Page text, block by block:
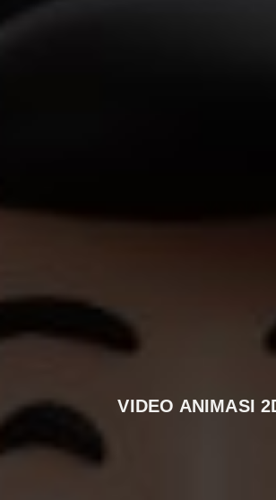
VIDEO ANIMASI